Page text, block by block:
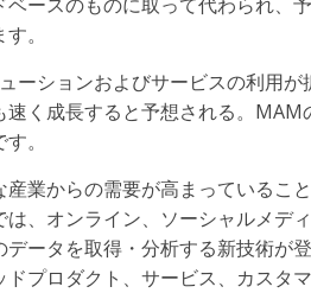
。
ーションおよびサービスの利用
く成長すると予想される。
。
業からの需要が高まっているこ
、オンライン、ソーシャルメデ
ータを取得・分析する新技術が
プロダクト、サービス、カスタ